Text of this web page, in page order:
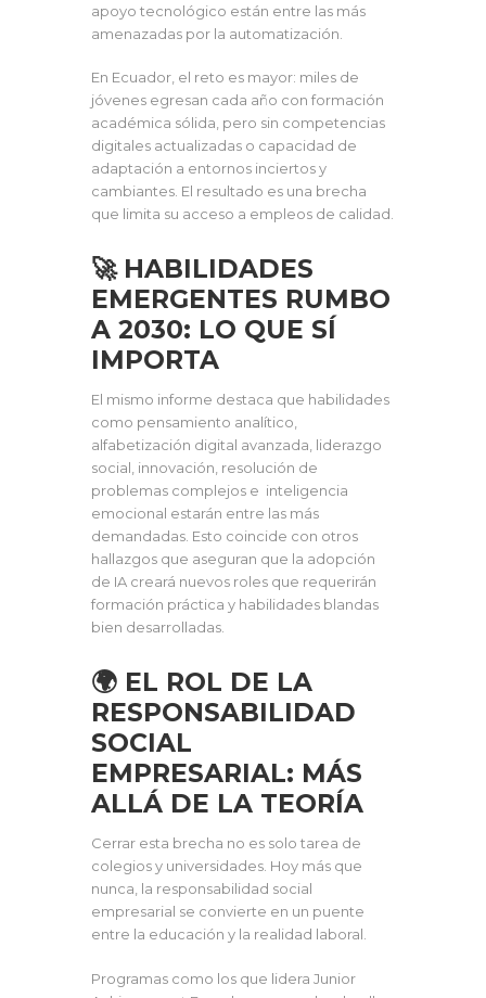
apoyo tecnológico están entre las más
amenazadas por la automatización.
En Ecuador, el reto es mayor: miles de
jóvenes egresan cada año con formación
académica sólida, pero sin competencias
digitales actualizadas o capacidad de
adaptación a entornos inciertos y
cambiantes. El resultado es una brecha
que limita su acceso a empleos de calidad.
🚀 HABILIDADES
EMERGENTES RUMBO
A 2030: LO QUE SÍ
IMPORTA
El mismo informe destaca que habilidades
como pensamiento analítico,
alfabetización digital avanzada, liderazgo
social, innovación, resolución de
problemas complejos e inteligencia
emocional estarán entre las más
demandadas. Esto coincide con otros
hallazgos que aseguran que la adopción
de IA creará nuevos roles que requerirán
formación práctica y habilidades blandas
bien desarrolladas.
🌍 EL ROL DE LA
RESPONSABILIDAD
SOCIAL
EMPRESARIAL: MÁS
ALLÁ DE LA TEORÍA
Cerrar esta brecha no es solo tarea de
colegios y universidades. Hoy más que
nunca, la responsabilidad social
empresarial se convierte en un puente
entre la educación y la realidad laboral.
Programas como los que lidera Junior